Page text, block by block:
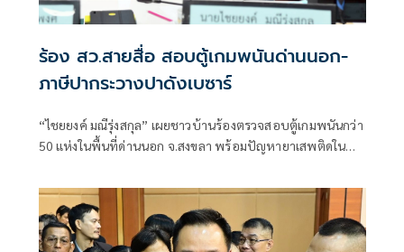
ร้อง สว.สายสื่อ สอบตู้เกมพนันด่านนอก-
ภาษีปากระวางปาดังเบซาร์
“ไชยยงค์ มณีรุ่งสกุล” เผยชาวบ้านร้องตรวจสอบตู้เกมพนันกว่า
50 แห่งในพื้นที่ด่านนอก จ.สงขลา พร้อมปัญหายาเสพติดใน